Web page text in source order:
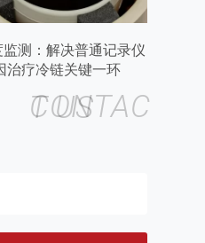
测：解决普通记录仪
治疗冷链关键一环
CONTACT US